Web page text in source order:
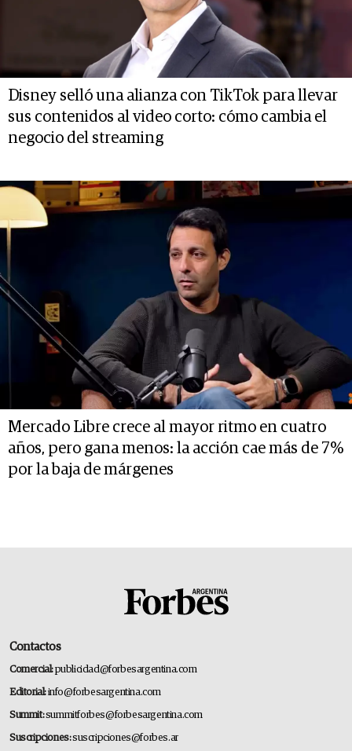
Disney selló una alianza con TikTok para llevar
sus contenidos al video corto: cómo cambia el
negocio del streaming
Mercado Libre crece al mayor ritmo en cuatro
años, pero gana menos: la acción cae más de 7%
por la baja de márgenes
Contactos
Comercial:publicidad@forbesargentina.com
Editorial:info@forbesargentina.com
Summit:summitforbes@forbesargentina.com
Suscripciones:suscripciones@forbes.ar